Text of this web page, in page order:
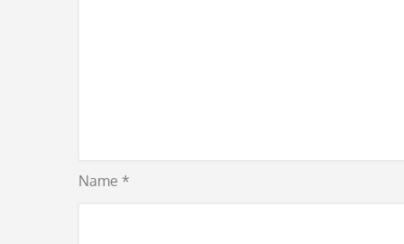
Name *